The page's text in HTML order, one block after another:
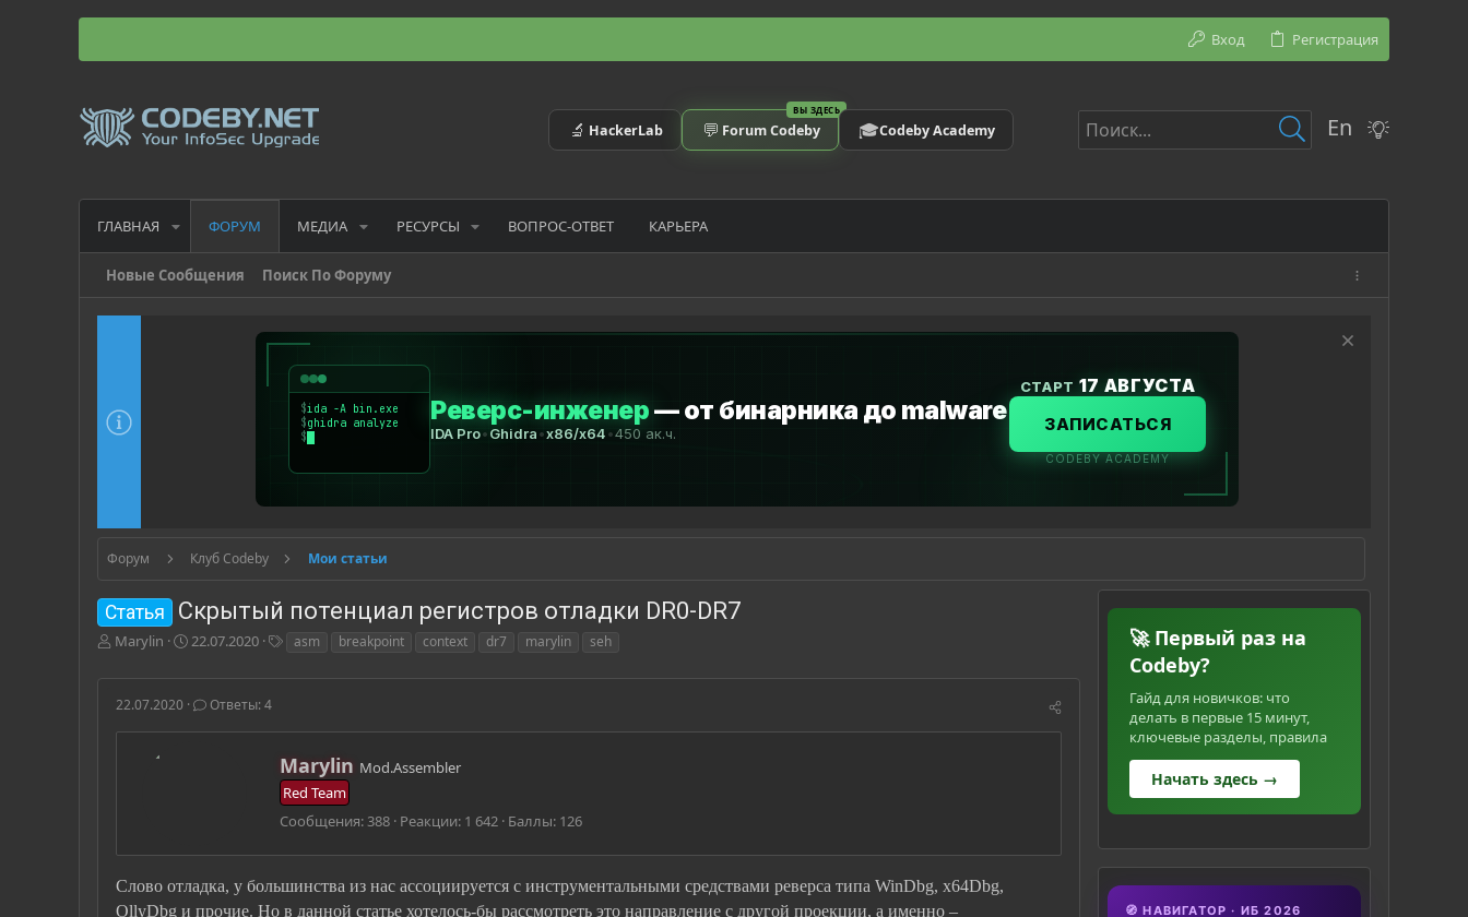
Вход Регистрация
🔬 HackerLab
ВЫ ЗДЕСЬ
💬 Forum Codeby 🎓Codeby Academy En
ГЛАВНАЯ ФОРУМ МЕДИА РЕСУРСЫ ВОПРОС-ОТВЕТ КАРЬЕРА
Новые Сообщения Поиск По Форуму
Форум Клуб Codeby Мои статьи
Статья Скрытый потенциал регистров отладки DR0-DR7
А
т
о
т
Marylin
Д
т
а
а
22.07.2020
г
asm breakpoint context dr7 marylin seh
22.07.2020 Ответы: 4
А
в
т
о
Marylin Mod.Assembler
Red Team
Сообщения 388 Реакции 1 642 Баллы 126
Слово отладка, у большинства из нас ассоциируется с инструментальными средствами реверса типа WinDbg, x64Dbg,
OllyDbg и прочие. Но в данной статье хотелось-бы рассмотреть это направление с другой проекции, а именно –
🚀 Первый раз на
Codeby?
Гайд для новичков: что
делать в первые 15 минут,
ключевые разделы, правила
Начать здесь →
🧭 НАВИГАТОР · ИБ 2026